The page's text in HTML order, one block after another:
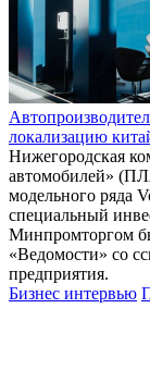
локализацию
Нижегородская
автомобилей»
модельного ряда
специальный
Минпромторгом
«Ведомости» со
предприятия.
Бизнес интервью